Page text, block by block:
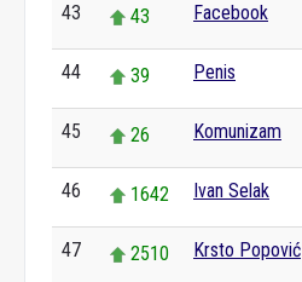
43 43 Facebook
44 39 Penis
45 26 Komunizam
46 1642 Ivan Selak
47 2510 Krsto Popović